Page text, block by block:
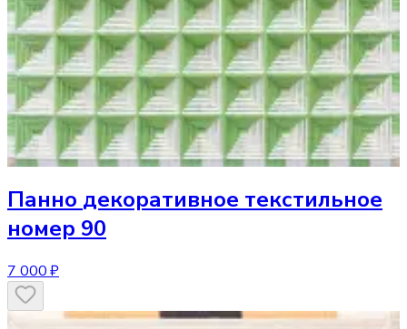
Панно декоративное текстильное
номер 90
7 000 ₽